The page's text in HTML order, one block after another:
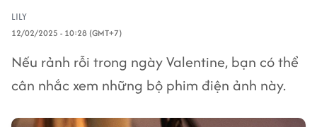
LILY
12/02/2025 - 10:28 (GMT+7)
Nếu rảnh rỗi trong ngày Valentine, bạn có thể
cân nhắc xem những bộ phim điện ảnh này.